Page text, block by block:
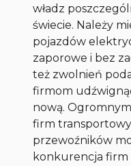
władz
świecie. Należy
pojazdów
zaporowe i bez
też zwolnień
firmom
nową.
firm
przewoźników
konkurencja firm